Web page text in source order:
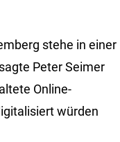
stehe in einer
Peter Seimer
Online-
würden